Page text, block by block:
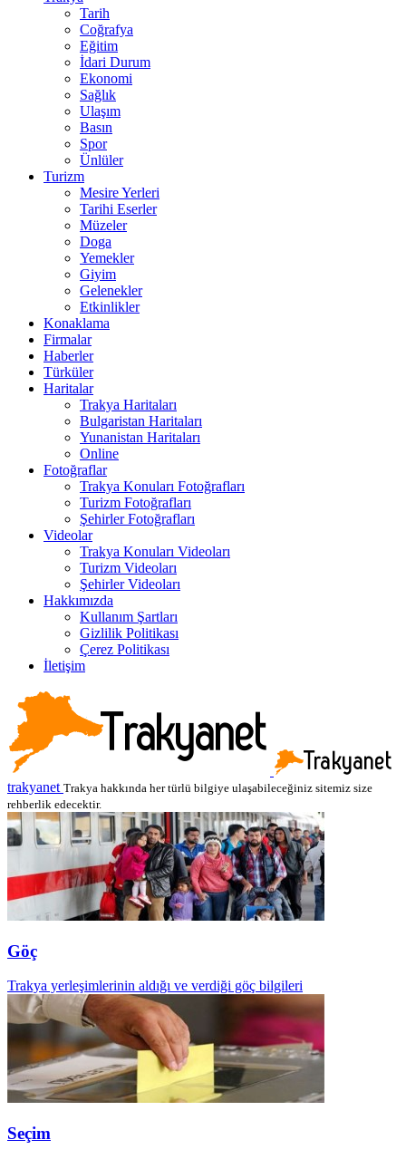
Tarih
Coğrafya
Eğitim
İdari Durum
Ekonomi
Sağlık
Ulaşım
Basın
Spor
Ünlüler
Turizm
Mesire Yerleri
Tarihi Eserler
Müzeler
Doga
Yemekler
Giyim
Gelenekler
Etkinlikler
Konaklama
Firmalar
Haberler
Türküler
Haritalar
Trakya Haritaları
Bulgaristan Haritaları
Yunanistan Haritaları
Online
Fotoğraflar
Trakya Konuları Fotoğrafları
Turizm Fotoğrafları
Şehirler Fotoğrafları
Videolar
Trakya Konuları Videoları
Turizm Videoları
Şehirler Videoları
Hakkımızda
Kullanım Şartları
Gizlilik Politikası
Çerez Politikası
İletişim
trakyanet Trakya hakkında her türlü bilgiye ulaşabileceğiniz sitemiz size
rehberlik edecektir.
Göç
Trakya yerleşimlerinin aldığı ve verdiği göç bilgileri
Seçim